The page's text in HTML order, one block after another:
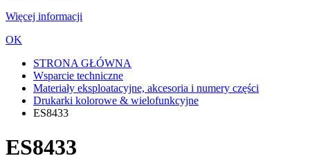
Więcej informacji
OK
STRONA GŁÓWNA
Wsparcie techniczne
Materiały eksploatacyjne, akcesoria i numery części
Drukarki kolorowe & wielofunkcyjne
ES8433
ES8433